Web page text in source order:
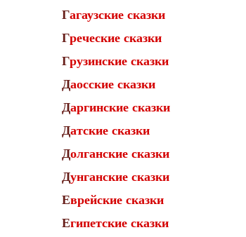
Гагаузские сказки
Греческие сказки
Грузинские сказки
Даосские сказки
Даргинские сказки
Датские сказки
Долганские сказки
Дунганские сказки
Еврейские сказки
Египетские сказки